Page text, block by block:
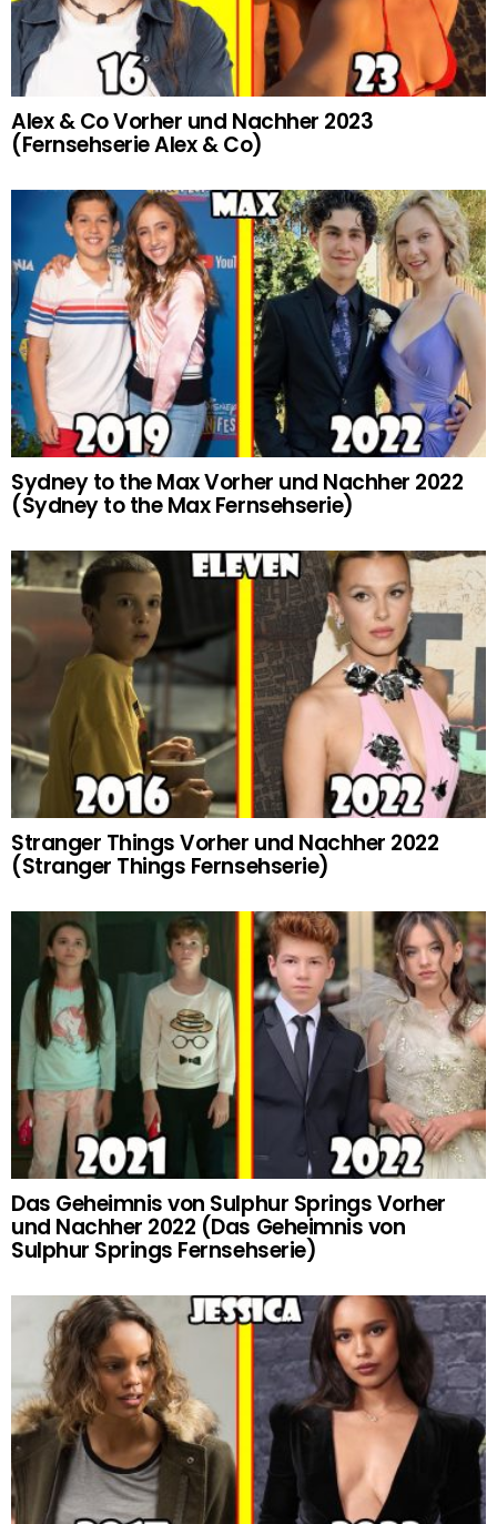
Alex & Co Vorher und Nachher 2023
(Fernsehserie Alex & Co)
Sydney to the Max Vorher und Nachher 2022
(Sydney to the Max Fernsehserie)
Stranger Things Vorher und Nachher 2022
(Stranger Things Fernsehserie)
Das Geheimnis von Sulphur Springs Vorher
und Nachher 2022 (Das Geheimnis von
Sulphur Springs Fernsehserie)